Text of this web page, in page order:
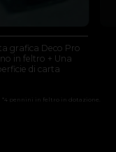
grafica Deco Pro
in feltro + Una
di carta
*4 pennini in feltro in dotazione.